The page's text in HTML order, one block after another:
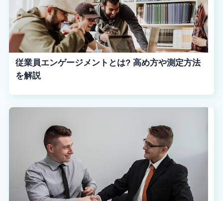
従業員エンゲージメントとは? 高め方や測定方法
を解説